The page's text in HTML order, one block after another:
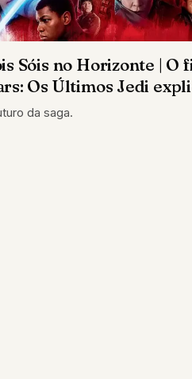
Sóis no Horizonte | O
Os Últimos Jedi
da saga.